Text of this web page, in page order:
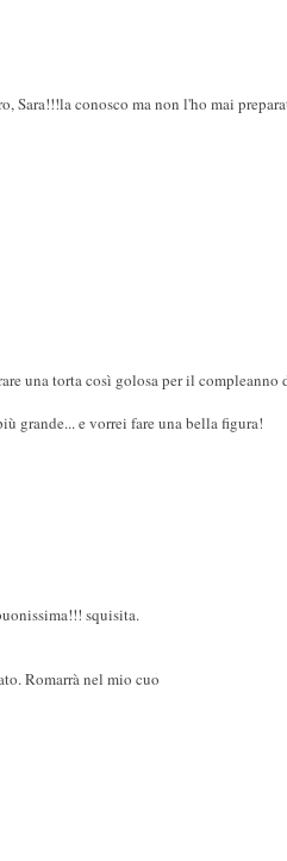
Sara!!!la conosco ma non l'ho mai
una torta così golosa per il compleanno
grande... e vorrei fare una bella figura!
squisita.
Romarrà nel mio cuo